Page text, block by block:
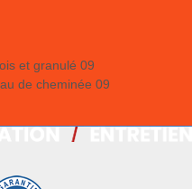
et granulé 09
de cheminée 09